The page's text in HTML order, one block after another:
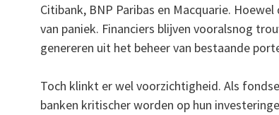
Citibank, BNP Paribas en Macquarie.
van paniek. Financiers blijven vooralsnog
genereren uit het beheer van bestaande
Toch klinkt er wel voorzichtigheid. Als
banken kritischer worden op hun